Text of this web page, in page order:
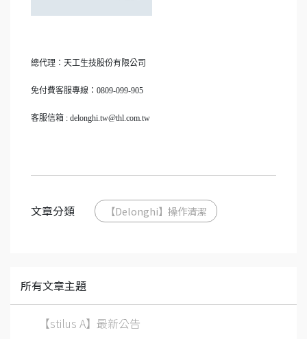
總代理：天工生技股份有限公司
免付費客服專線：0809-099-905
客服信箱 : delonghi.tw@thl.com.tw
文章分類 【Delonghi】操作清潔
所有文章主題
【stilus A】最新公告